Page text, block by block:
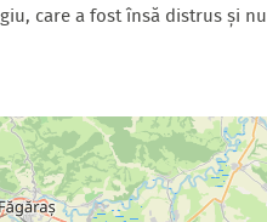
care a fost însă distrus și nu